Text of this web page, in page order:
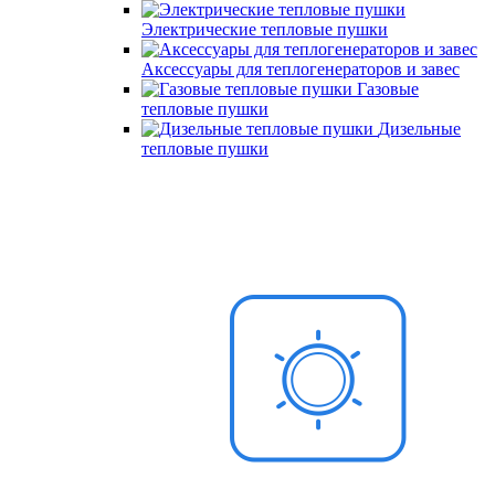
Электрические тепловые пушки
Аксессуары для теплогенераторов и завес
Газовые
тепловые пушки
Дизельные
тепловые пушки